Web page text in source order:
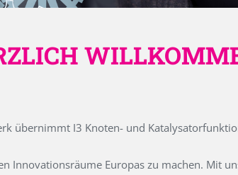
übernimmt I3 Knoten- und
Innovationsräume Europas zu machen. Mit